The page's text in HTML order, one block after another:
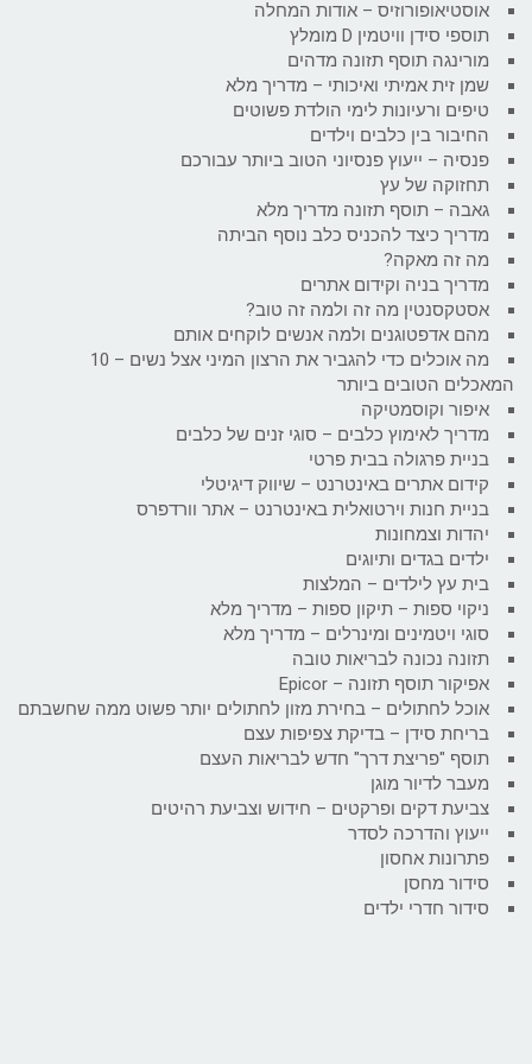
אוסטיאופורוזיס – אודות המחלה
תוספי סידן וויטמין D מומלץ
מורינגה תוסף תזונה מדהים
שמן זית אמיתי ואיכותי – מדריך מלא
טיפים ורעיונות לימי הולדת פשוטים
החיבור בין כלבים וילדים
פנסיה – ייעוץ פנסיוני הטוב ביותר עבורכם
תחזוקה של עץ
גאבה – תוסף תזונה מדריך מלא
מדריך כיצד להכניס כלב נוסף הביתה
מה זה מאקה?
מדריך בניה וקידום אתרים
אסטקסנטין מה זה ולמה זה טוב?
מהם אדפטוגנים ולמה אנשים לוקחים אותם
מה אוכלים כדי להגביר את הרצון המיני אצל נשים – 10
המאכלים הטובים ביותר
איפור וקוסמטיקה
מדריך לאימוץ כלבים – סוגי זנים של כלבים
בניית פרגולה בבית פרטי
קידום אתרים באינטרנט – שיווק דיגיטלי
בניית חנות וירטואלית באינטרנט – אתר וורדפרס
יהדות וצמחונות
ילדים בגדים ותיוגים
בית עץ לילדים – המלצות
ניקוי ספות – תיקון ספות – מדריך מלא
סוגי ויטמינים ומינרלים – מדריך מלא
תזונה נכונה לבריאות טובה
אפיקור תוסף תזונה – Epicor
אוכל לחתולים – בחירת מזון לחתולים יותר פשוט ממה שחשבתם
בריחת סידן – בדיקת צפיפות עצם
תוסף "פריצת דרך" חדש לבריאות העצם
מעבר לדיור מוגן
צביעת דקים ופרקטים – חידוש וצביעת רהיטים
ייעוץ והדרכה לסדר
פתרונות אחסון
סידור מחסן
סידור חדרי ילדים